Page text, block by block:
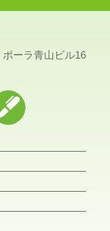
ーラ青山ビル16